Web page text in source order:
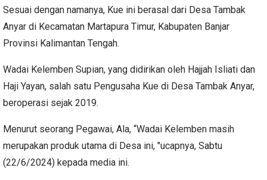
Sesuai dengan namanya, Kue ini berasal dari Desa Tambak
Anyar di Kecamatan Martapura Timur, Kabupaten Banjar
Provinsi Kalimantan Tengah.
Wadai Kelemben Supian, yang didirikan oleh Hajjah Isliati dan
Haji Yayan, salah satu Pengusaha Kue di Desa Tambak Anyar,
beroperasi sejak 2019.
Menurut seorang Pegawai, Ala, “Wadai Kelemben masih
merupakan produk utama di Desa ini, "ucapnya, Sabtu
(22/6/2024) kepada media ini.